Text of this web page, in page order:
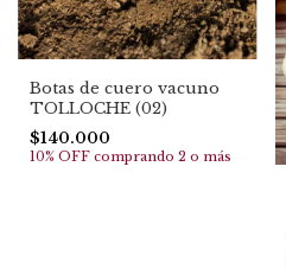
Botas de cuero vacuno
TOLLOCHE (02)
$140.000
10% OFF comprando 2 o más